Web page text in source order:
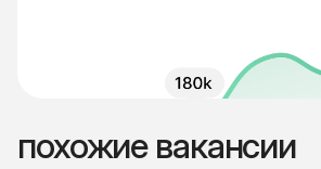
похожие вакансии